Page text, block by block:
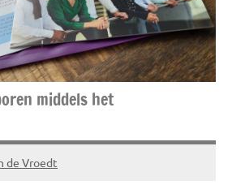
middels het
de Vroedt